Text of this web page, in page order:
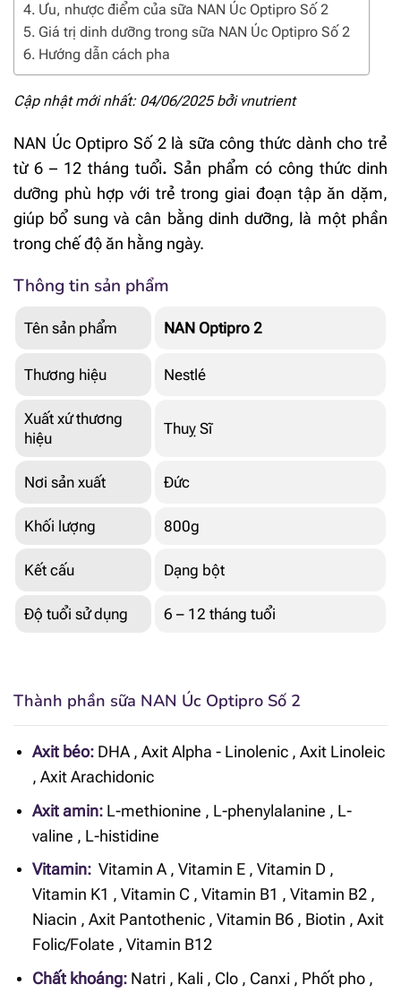
Ưu, nhược điểm của sữa NAN Úc Optipro Số 2
Giá trị dinh dưỡng trong sữa NAN Úc Optipro Số 2
Hướng dẫn cách pha
Cập nhật mới nhất: 04/06/2025 bởi vnutrient
NAN Úc Optipro Số 2 là sữa công thức dành cho trẻ
từ 6 – 12 tháng tuổi. Sản phẩm có công thức dinh
dưỡng phù hợp với trẻ trong giai đoạn tập ăn dặm,
giúp bổ sung và cân bằng dinh dưỡng, là một phần
trong chế độ ăn hằng ngày.
Thông tin sản phẩm
Tên sản phẩm NAN Optipro 2
Thương hiệu Nestlé
Xuất xứ thương
hiệu
Thuỵ Sĩ
Nơi sản xuất Đức
Khối lượng 800g
Kết cấu Dạng bột
Độ tuổi sử dụng 6 – 12 tháng tuổi
Thành phần sữa NAN Úc Optipro Số 2
Axit béo: DHA, Axit Alpha - Linolenic, Axit Linoleic
, Axit Arachidonic
Axit amin: L-methionine , L-phenylalanine , L-
valine , L-histidine
Vitamin: Vitamin A, Vitamin E, Vitamin D ,
Vitamin K1 , Vitamin C, Vitamin B1 , Vitamin B2,
Niacin , Axit Pantothenic, Vitamin B6, Biotin , Axit
Folic/Folate , Vitamin B12
Chất khoáng: Natri, Kali, Clo, Canxi, Phốt pho,